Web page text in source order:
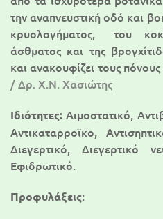
την αναπνευστική οδό και
κρυολογήματος, του
άσθματος και της
και ανακουφίζει τους
/ Δρ. Χ.Ν. Χασιώτης
Ιδιότητες:Αιμοστατικό,
Αντικαταρροϊκο,
Διεγερτικό, Διεγερτικό
Εφιδρωτικό.
Προφυλάξεις: